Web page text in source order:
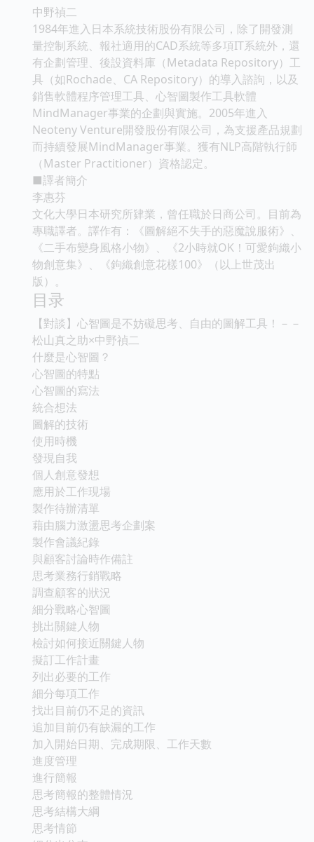
中野禎二
1984年進入日本系統技術股份有限公司，除了開發測
量控制系統、報社適用的CAD系統等多項IT系統外，還
有企劃管理、後設資料庫（Metadata Repository）工
具（如Rochade、CA Repository）的導入諮詢，以及
銷售軟體程序管理工具、心智圖製作工具軟體
MindManager事業的企劃與實施。2005年進入
Neoteny Venture開發股份有限公司，為支援產品規劃
而持續發展MindManager事業。獲有NLP高階執行師
（Master Practitioner）資格認定。
■譯者簡介
李惠芬
文化大學日本研究所肄業，曾任職於日商公司。目前為
專職譯者。譯作有：《圖解絕不失手的惡魔說服術》、
《二手布變身風格小物》、《2小時就OK！可愛鉤織小
物創意集》、《鉤織創意花樣100》（以上世茂出
版）。
目录
【對談】心智圖是不妨礙思考、自由的圖解工具！－－
松山真之助×中野禎二
什麼是心智圖？
心智圖的特點
心智圖的寫法
統合想法
圖解的技術
使用時機
發現自我
個人創意發想
應用於工作現場
製作待辦清單
藉由腦力激盪思考企劃案
製作會議紀錄
與顧客討論時作備註
思考業務行銷戰略
調查顧客的狀況
細分戰略心智圖
挑出關鍵人物
檢討如何接近關鍵人物
擬訂工作計畫
列出必要的工作
細分每項工作
找出目前仍不足的資訊
追加目前仍有缺漏的工作
加入開始日期、完成期限、工作天數
進度管理
進行簡報
思考簡報的整體情況
思考結構大綱
思考情節